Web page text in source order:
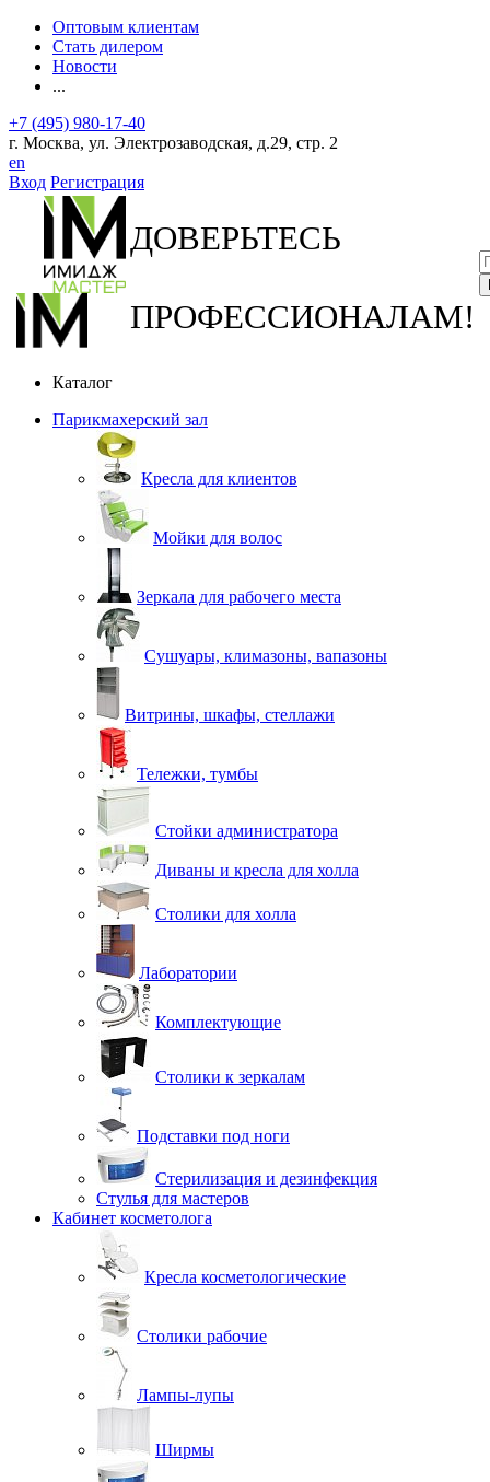
Оптовым клиентам
Стать дилером
Новости
...
+7 (495) 980-17-40
г. Москва, ул. Электрозаводская, д.29, стр. 2
en
Вход Регистрация
ДОВЕРЬТЕСЬ
ПРОФЕССИОНАЛАМ!
Каталог
Парикмахерский зал
Кресла для клиентов
Мойки для волос
Зеркала для рабочего места
Сушуары, климазоны, вапазоны
Витрины, шкафы, стеллажи
Тележки, тумбы
Стойки администратора
Диваны и кресла для холла
Столики для холла
Лаборатории
Комплектующие
Столики к зеркалам
Подставки под ноги
Стерилизация и дезинфекция
Стулья для мастеров
Кабинет косметолога
Кресла косметологические
Столики рабочие
Лампы-лупы
Ширмы